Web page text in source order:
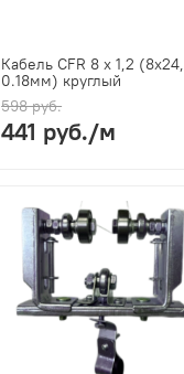
Кабель CFR 8 х 1,2 (8х24,
0.18мм) круглый
598 руб.
441 руб./м